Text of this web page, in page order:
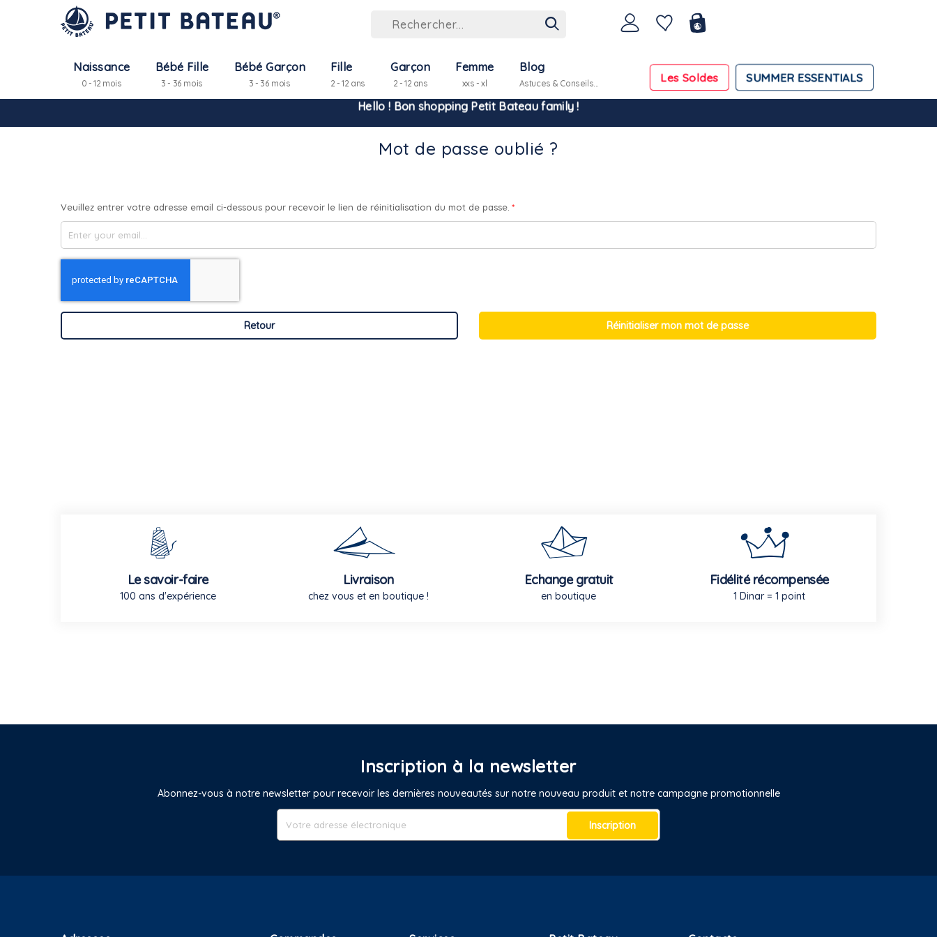
Naissance
0 - 12 mois
Bébé Fille
3 - 36 mois
Bébé Garçon
3 - 36 mois
Fille
2 - 12 ans
Garçon
2 - 12 ans
Femme
xxs - xl SUMMER ESSENTIALS
Les Soldes
Blog
Astuces & Conseils...
Hello ! Bon shopping Petit Bateau family !
La livraison est assurée partout en Tunisie !
Mot de passe oublié ?
Veuillez entrer votre adresse email ci-dessous pour recevoir le lien de réinitialisation du mot de passe.
Retour Réinitialiser mon mot de passe
Le savoir-faire
100 ans d'expérience
Livraison
chez vous et en boutique !
Echange gratuit
en boutique
Fidélité récompensée
1 Dinar = 1 point
Inscription à la newsletter
Abonnez-vous à notre newsletter pour recevoir les dernières nouveautés sur notre nouveau produit et notre campagne promotionnelle
Inscription